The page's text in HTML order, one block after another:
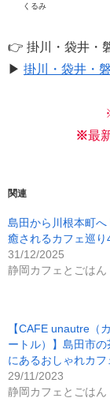
くるみ
👉 掛川・袋井・
▶ 掛川・袋井・
※最
関連
島田から川根本町へ
癒されるカフェ巡り
31/12/2025
静岡カフェとごはん
【CAFE unautre（
ートル）】島田市の
にあるおしゃれカフ
29/11/2023
静岡カフェとごはん